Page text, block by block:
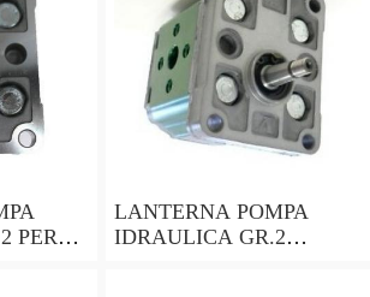
PER
LANTERNA POMPA
IDRAULICA GR.2